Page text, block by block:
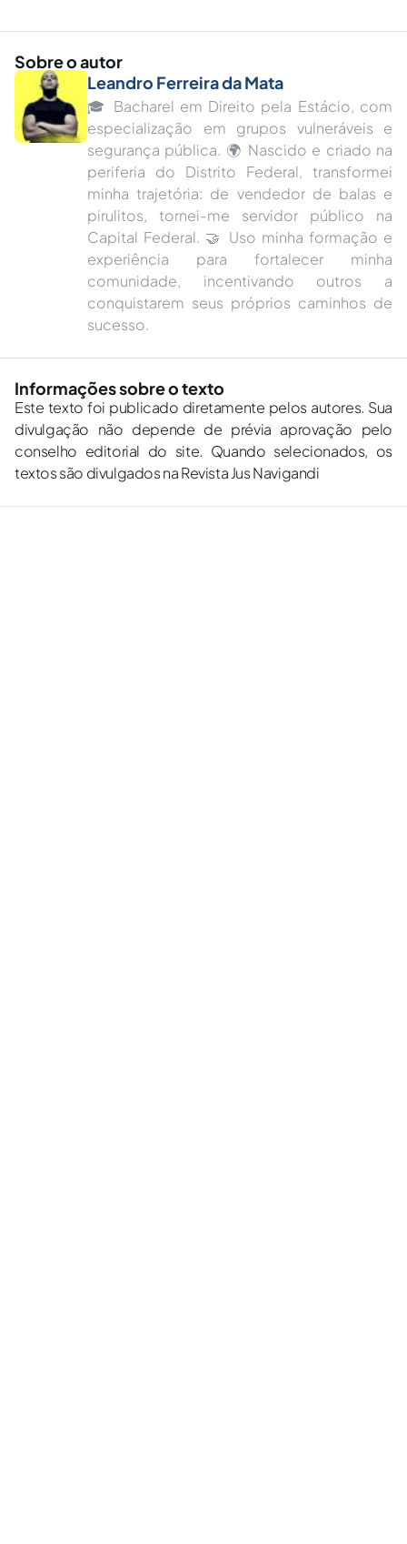
Sobre o autor
Leandro Ferreira da Mata
🎓 Bacharel em Direito pela Estácio, com
especialização em grupos vulneráveis e
segurança pública. 🌍 Nascido e criado na
periferia do Distrito Federal, transformei
minha trajetória: de vendedor de balas e
pirulitos, tornei-me servidor público na
Capital Federal. 🤝 Uso minha formação e
experiência para fortalecer minha
comunidade, incentivando outros a
conquistarem seus próprios caminhos de
sucesso.
Informações sobre o texto
Este texto foi publicado diretamente pelos autores. Sua
divulgação não depende de prévia aprovação pelo
conselho editorial do site. Quando selecionados, os
textos são divulgados na Revista Jus Navigandi